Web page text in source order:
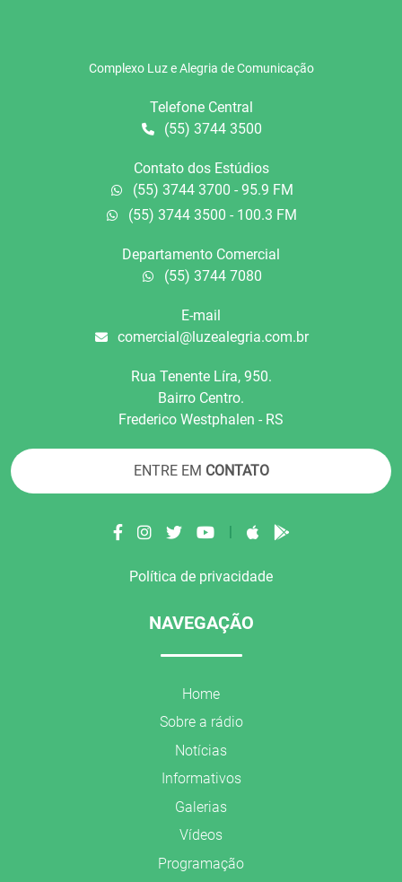
Complexo Luz e Alegria de Comunicação
Telefone Central
(55) 3744 3500
Contato dos Estúdios
(55) 3744 3700 - 95.9 FM
(55) 3744 3500 - 100.3 FM
Departamento Comercial
(55) 3744 7080
E-mail
comercial@luzealegria.com.br
Rua Tenente Líra, 950.
Bairro Centro.
Frederico Westphalen - RS
ENTRE EM CONTATO
|
Política de privacidade
NAVEGAÇÃO
Home
Sobre a rádio
Notícias
Informativos
Galerias
Vídeos
Programação